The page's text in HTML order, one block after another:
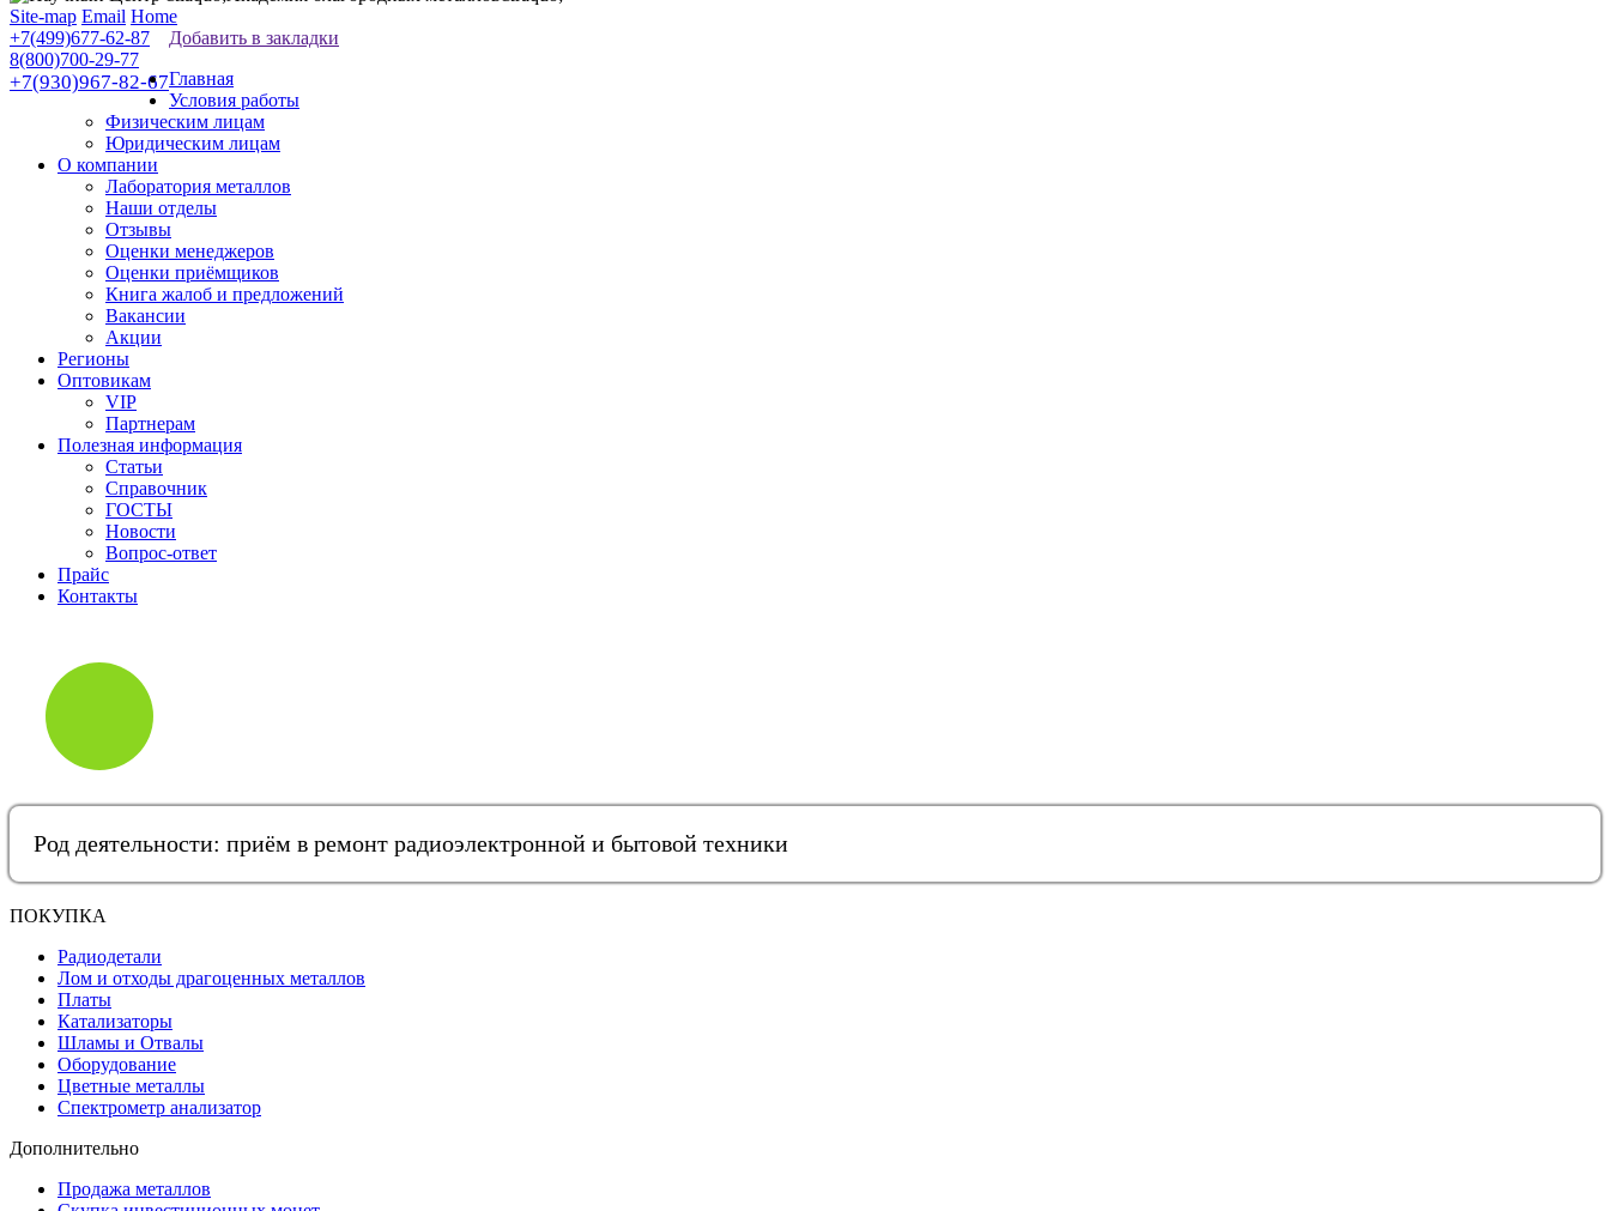
Site-map Email Home
+7(499)677-62-87
8(800)700-29-77
+7(930)967-82-67
Добавить в закладки
Главная
Условия работы
Физическим лицам
Юридическим лицам
О компании
Лаборатория металлов
Наши отделы
Отзывы
Оценки менеджеров
Оценки приёмщиков
Книга жалоб и предложений
Вакансии
Акции
Регионы
Оптовикам
VIP
Партнерам
Полезная информация
Статьи
Справочник
ГОСТЫ
Новости
Вопрос-ответ
Прайс
Контакты
Род деятельности: приём в ремонт радиоэлектронной и бытовой техники
ПОКУПКА
Радиодетали
Лом и отходы драгоценных металлов
Платы
Катализаторы
Шламы и Отвалы
Оборудование
Цветные металлы
Спектрометр анализатор
Дополнительно
Продажа металлов